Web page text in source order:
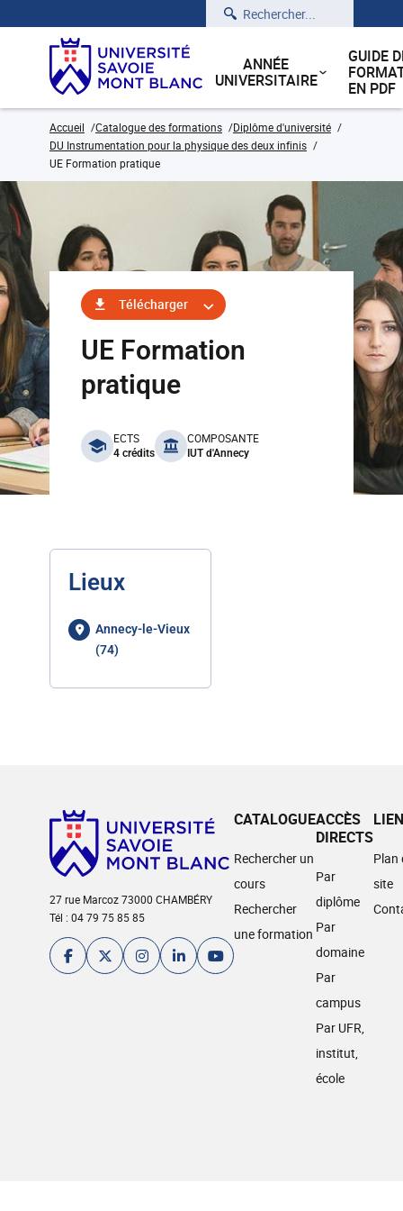
Rechercher
ANNÉE
UNIVERSITAIRE
GUIDE
EN PDF
Accueil Catalogue des formations
Diplôme d'université
DU Instrumentation pour la physique des deux infinis
UE Formation pratique
Télécharger
UE Formation
pratique
benefits
ECTS
4 crédits
COMPOSANTE
IUT d'Annecy
Lieux
Annecy-le-Vieux
(74)
27 rue Marcoz 73000 CHAMBÉRY
Tél : 04 79 75 85 85
CATALOGUE
Rechercher un
cours
Rechercher
une formation
ACCÈS
DIRECTS
Par
diplôme
Par
domaine
Par
campus
Par UFR,
institut,
école
Plan
site